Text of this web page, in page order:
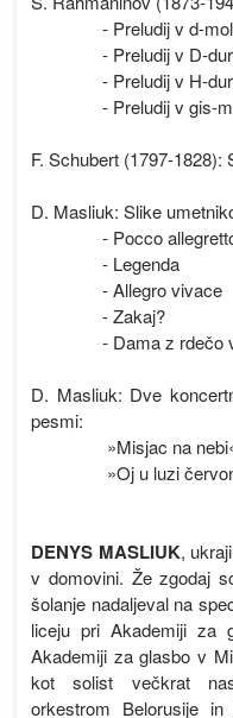
- Preludij v d-molu
- Preludij v D-duru
- Preludij v H-duru
- Preludij v gis-
F. Schubert (1797-1828):
D. Masliuk: Slike
- Pocco
- Legenda
- Allegro vivace
- Zakaj?
- Dama z rdečo
D. Masliuk: Dve
pesmi:
»Misjac na
»Oj u luzi červona
DENYS MASLIUK,
v domovini. Že zgodaj
šolanje nadaljeval na
liceju pri Akademiji
Akademiji za glasbo v
kot solist večkrat
orkestrom Belorusije